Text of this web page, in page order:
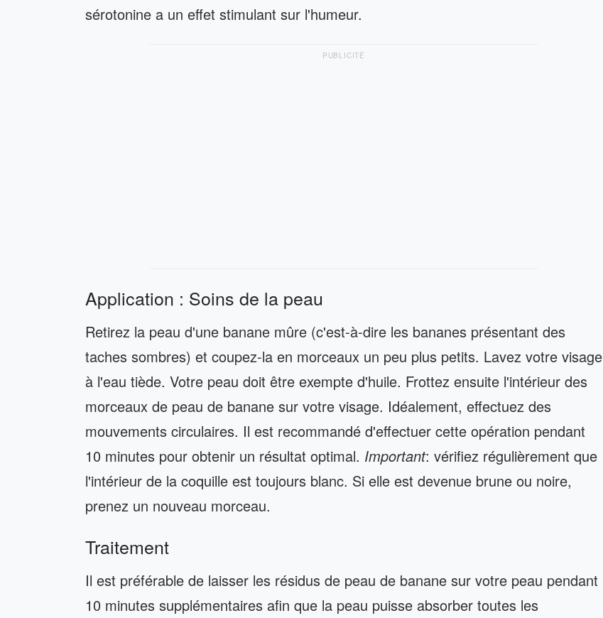
sérotonine a un effet stimulant sur l'humeur.
PUBLICITÉ
Application : Soins de la peau
Retirez la peau d'une banane mûre (c'est-à-dire les bananes présentant des
taches sombres) et coupez-la en morceaux un peu plus petits. Lavez votre visage
à l'eau tiède. Votre peau doit être exempte d'huile. Frottez ensuite l'intérieur des
morceaux de peau de banane sur votre visage. Idéalement, effectuez des
mouvements circulaires. Il est recommandé d'effectuer cette opération pendant
10 minutes pour obtenir un résultat optimal. Important: vérifiez régulièrement que
l'intérieur de la coquille est toujours blanc. Si elle est devenue brune ou noire,
prenez un nouveau morceau.
Traitement
Il est préférable de laisser les résidus de peau de banane sur votre peau pendant
10 minutes supplémentaires afin que la peau puisse absorber toutes les